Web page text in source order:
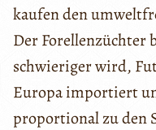
kaufen den
Der Forellenzüchter
schwieriger wird,
Europa importiert
proportional zu den